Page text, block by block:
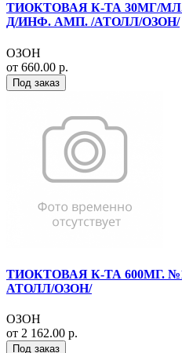
ТИОКТОВАЯ К-ТА 30МГ/
Д/ИНФ. АМП. /АТОЛЛ/ОЗОН/
ОЗОН
от 660.00 р.
Под заказ
ТИОКТОВАЯ К-ТА 600МГ.
АТОЛЛ/ОЗОН/
ОЗОН
от 2 162.00 р.
Под заказ